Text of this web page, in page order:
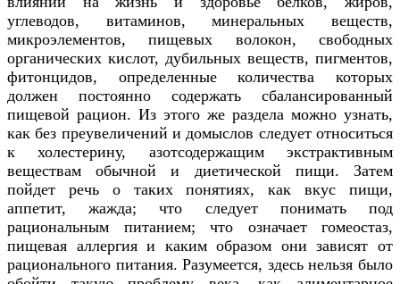
углеводов, витаминов, минеральных веществ,
микроэлементов, пищевых волокон, свободных
органических кислот, дубильных веществ, пигментов,
фитонцидов, определенные количества которых
должен постоянно содержать сбалансированный
пищевой рацион. Из этого же раздела можно узнать,
как без преувеличений и домыслов следует относиться
к холестерину, азотсодержащим экстрактивным
веществам обычной и диетической пищи. Затем
пойдет речь о таких понятиях, как вкус пищи,
аппетит, жажда; что следует понимать под
рациональным питанием; что означает гомеостаз,
пищевая аллергия и каким образом они зависят от
рационального питания. Разумеется, здесь нельзя было